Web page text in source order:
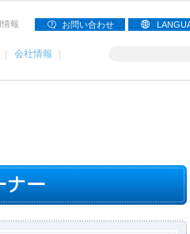
報 お問い合わせ
会社情報